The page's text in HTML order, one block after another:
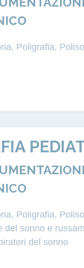
Poligrafia,
Poligrafia,
del sonno e
del sonno